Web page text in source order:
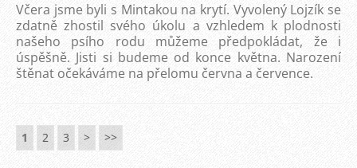
Včera jsme byli s Mintakou na krytí. Vyvolený Lojzík se
zdatně zhostil svého úkolu a vzhledem k plodnosti
našeho psího rodu můžeme předpokládat, že i
úspěšně. Jisti si budeme od konce května. Narození
štěnat očekáváme na přelomu června a července.
1 2 3 > >>